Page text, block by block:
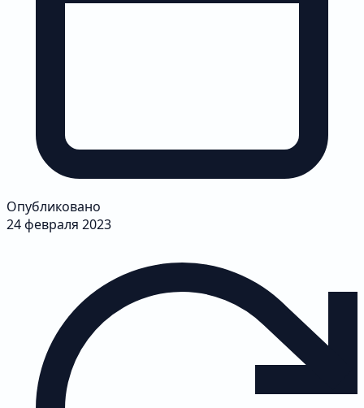
Опубликовано
24 февраля 2023